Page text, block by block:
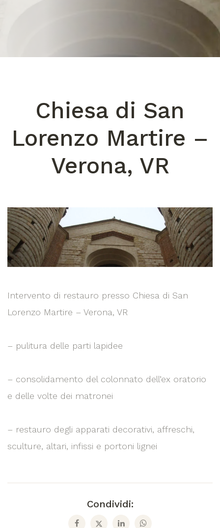
Chiesa di San
Lorenzo Martire –
Verona, VR
Intervento di restauro presso Chiesa di San
Lorenzo Martire – Verona, VR
– pulitura delle parti lapidee
– consolidamento del colonnato dell’ex oratorio
e delle volte dei matronei
– restauro degli apparati decorativi, affreschi,
sculture, altari, infissi e portoni lignei
Condividi: